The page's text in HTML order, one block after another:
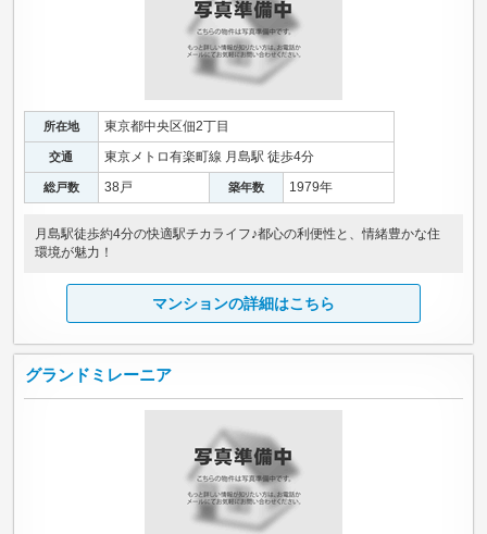
所在地 東京都中央区佃2丁目
交通 東京メトロ有楽町線 月島駅 徒歩4分
総戸数 38戸 築年数 1979年
月島駅徒歩約4分の快適駅チカライフ♪都心の利便性と、情緒豊かな住
環境が魅力！
マンションの詳細はこちら
グランドミレーニア